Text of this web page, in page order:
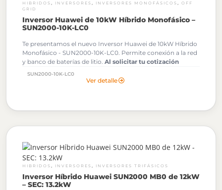
HIBRIDOS INVERSORES INVERSORES MONOFÁSICOS
OFF
GRID
Inversor Huawei de 10kW Híbrido Monofásico –
SUN2000-10K-LC0
Te presentamos el nuevo Inversor Huawei de 10kW Híbrido
Monofásico - SUN2000-10K-LC0. Permite conexión a la red
y banco de baterías de litio. Al solicitar tu cotización
podrás descargar gratuitamente los Archivos OND de
este Inversor Huawei.
SUN2000-10K-LC0
Ver detalle
HIBRIDOS INVERSORES INVERSORES TRIFÁSICOS
Inversor Híbrido Huawei SUN2000 MB0 de 12kW
– SEC: 13.2kW